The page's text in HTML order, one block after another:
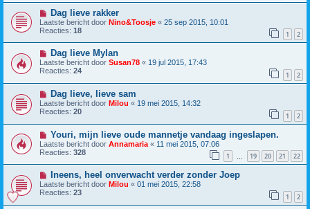
Dag lieve rakker
Laatste bericht door Nino&Toosje « 25 sep 2015, 10:01
Reacties: 18 1 2
Dag lieve Mylan
Laatste bericht door Susan78 « 19 jul 2015, 17:43
Reacties: 24 1 2
Dag lieve, lieve sam
Laatste bericht door Milou « 19 mei 2015, 14:32
Reacties: 20 1 2
Youri, mijn lieve oude mannetje vandaag ingeslapen.
Laatste bericht door Annamaria « 11 mei 2015, 07:06
Reacties: 328 1 19 20 21 22
Ineens, heel onverwacht verder zonder Joep
Laatste bericht door Milou « 01 mei 2015, 22:58
Reacties: 23 1 2